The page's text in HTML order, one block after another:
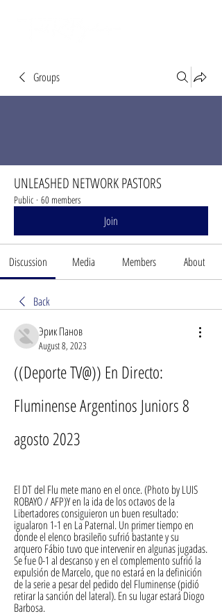
Groups
UNLEASHED NETWORK PASTORS
Public · 60 members
Join
Discussion Media Members About
Back
Эрик Панов
August 8, 2023
((Deporte TV@)) En Directo:
Fluminense Argentinos Juniors 8
agosto 2023
El DT del Flu mete mano en el once. (Photo by LUIS
ROBAYO / AFP)Y en la ida de los octavos de la
Libertadores consiguieron un buen resultado:
igualaron 1-1 en La Paternal. Un primer tiempo en
donde el elenco brasileño sufrió bastante y su
arquero Fábio tuvo que intervenir en algunas jugadas.
Se fue 0-1 al descanso y en el complemento sufrió la
expulsión de Marcelo, que no estará en la definición
de la serie a pesar del pedido del Fluminense (pidió
retirar la sanción del lateral). En su lugar estará Diogo
Barbosa.